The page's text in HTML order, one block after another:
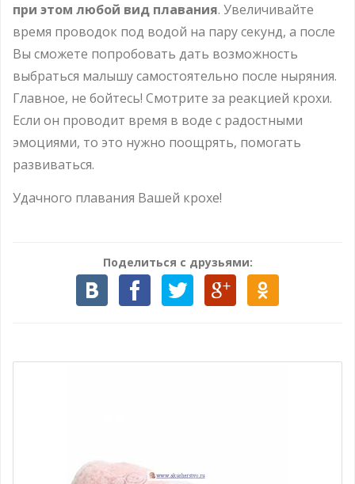
при этом любой вид плавания. Увеличивайте
время проводок под водой на пару секунд, а после
Вы сможете попробовать дать возможность
выбраться малышу самостоятельно после ныряния.
Главное, не бойтесь! Смотрите за реакцией крохи.
Если он проводит время в воде с радостными
эмоциями, то это нужно поощрять, помогать
развиваться.
Удачного плавания Вашей крохе!
Поделиться с друзьями: